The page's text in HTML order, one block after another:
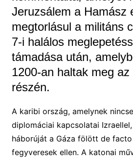
Jeruzsálem a Hamász
megtorlásul a militáns
7-i halálos
támadása után,
1200-an haltak meg az
részén.
A karibi ország, amelynek
diplomáciai kapcsolatai
háborúját a Gáza fölött de
fegyveresek ellen. A katonai